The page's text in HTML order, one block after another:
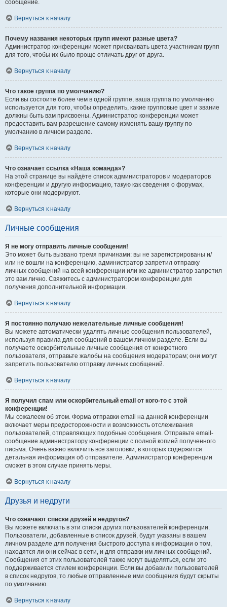
сообщение.
Вернуться к началу
Почему названия некоторых групп имеют разные цвета?
Администратор конференции может присваивать цвета участникам групп
для того, чтобы их было проще отличать друг от друга.
Вернуться к началу
Что такое группа по умолчанию?
Если вы состоите более чем в одной группе, ваша группа по умолчанию
используется для того, чтобы определить, какие групповые цвет и звание
должны быть вам присвоены. Администратор конференции может
предоставить вам разрешение самому изменять вашу группу по
умолчанию в личном разделе.
Вернуться к началу
Что означает ссылка «Наша команда»?
На этой странице вы найдёте список администраторов и модераторов
конференции и другую информацию, такую как сведения о форумах,
которые они модерируют.
Вернуться к началу
Личные сообщения
Я не могу отправить личные сообщения!
Это может быть вызвано тремя причинами: вы не зарегистрированы и/
или не вошли на конференцию, администратор запретил отправку
личных сообщений на всей конференции или же администратор запретил
это вам лично. Свяжитесь с администратором конференции для
получения дополнительной информации.
Вернуться к началу
Я постоянно получаю нежелательные личные сообщения!
Вы можете автоматически удалять личные сообщения пользователей,
используя правила для сообщений в вашем личном разделе. Если вы
получаете оскорбительные личные сообщения от конкретного
пользователя, отправьте жалобы на сообщения модераторам; они могут
запретить пользователю отправку личных сообщений.
Вернуться к началу
Я получил спам или оскорбительный email от кого-то с этой
конференции!
Мы сожалеем об этом. Форма отправки email на данной конференции
включает меры предосторожности и возможность отслеживания
пользователей, отправляющих подобные сообщения. Отправьте email-
сообщение администратору конференции с полной копией полученного
письма. Очень важно включить все заголовки, в которых содержится
детальная информация об отправителе. Администратор конференции
сможет в этом случае принять меры.
Вернуться к началу
Друзья и недруги
Что означают списки друзей и недругов?
Вы можете включать в эти списки других пользователей конференции.
Пользователи, добавленные в список друзей, будут указаны в вашем
личном разделе для получения быстрого доступа к информации о том,
находятся ли они сейчас в сети, и для отправки им личных сообщений.
Сообщения от этих пользователей также могут выделяться, если это
поддерживается стилем конференции. Если вы добавили пользователей
в список недругов, то любые отправленные ими сообщения будут скрыты
по умолчанию.
Вернуться к началу